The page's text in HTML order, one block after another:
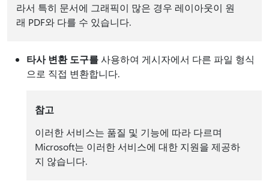
라서 특히 문서에 그래픽이 많은 경우 레이아웃이 원
래 PDF와 다를 수 있습니다.
타사 변환 도구를사용하여 게시자에서 다른 파일 형식
으로 직접 변환합니다.
참고
이러한 서비스는 품질 및 기능에 따라 다르며
Microsoft는 이러한 서비스에 대한 지원을 제공하
지 않습니다.